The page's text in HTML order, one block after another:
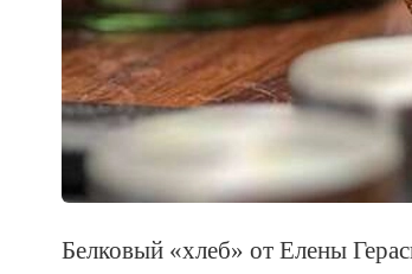
Белковый «хлеб» от Елены